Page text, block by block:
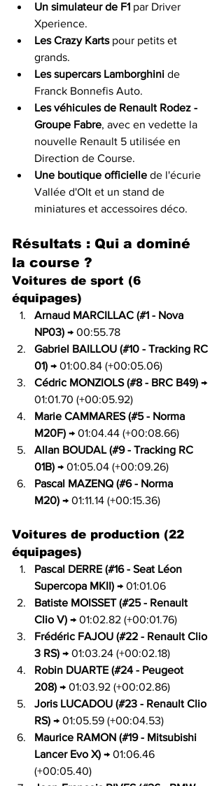
Un simulateur de F1 par Driver
Xperience.
Les Crazy Karts pour petits et
grands.
Les supercars Lamborghini de
Franck Bonnefis Auto.
Les véhicules de Renault Rodez -
Groupe Fabre, avec en vedette la
nouvelle Renault 5 utilisée en
Direction de Course.
Une boutique officielle de l'écurie
Vallée d'Olt et un stand de
miniatures et accessoires déco.
Résultats : Qui a dominé
la course ?
Voitures de sport (6
équipages)
Arnaud MARCILLAC (#1 - Nova
NP03) → 00:55.78
Gabriel BAILLOU (#10 - Tracking RC
01) → 01:00.84 (+00:05.06)
Cédric MONZIOLS (#8 - BRC B49) →
01:01.70 (+00:05.92)
Marie CAMMARES (#5 - Norma
M20F) → 01:04.44 (+00:08.66)
Allan BOUDAL (#9 - Tracking RC
01B) → 01:05.04 (+00:09.26)
Pascal MAZENQ (#6 - Norma
M20) → 01:11.14 (+00:15.36)
Voitures de production (22
équipages)
Pascal DERRE (#16 - Seat Léon
Supercopa MKII) → 01:01.06
Batiste MOISSET (#25 - Renault
Clio V) → 01:02.82 (+00:01.76)
Frédéric FAJOU (#22 - Renault Clio
3 RS) → 01:03.24 (+00:02.18)
Robin DUARTE (#24 - Peugeot
208) → 01:03.92 (+00:02.86)
Joris LUCADOU (#23 - Renault Clio
RS) → 01:05.59 (+00:04.53)
Maurice RAMON (#19 - Mitsubishi
Lancer Evo X) → 01:06.46
(+00:05.40)